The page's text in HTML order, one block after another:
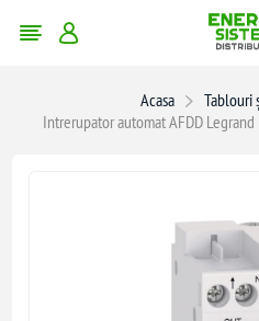
Acasa
Tablouri
Intrerupator automat AFDD